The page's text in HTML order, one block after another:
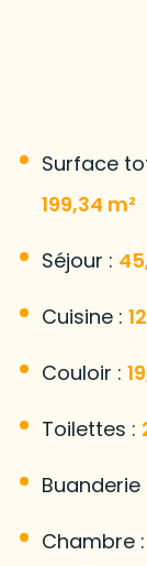
Surface
199,34 m²
Séjour :
Cuisine :
Couloir :
Toilettes :
Buanderie
Chambre :